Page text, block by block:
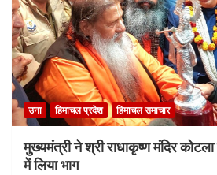
उना हिमाचल प्रदेश हिमाचल समाचार
मुख्यमंत्री ने श्री राधाकृष्ण मंदिर
में लिया भाग